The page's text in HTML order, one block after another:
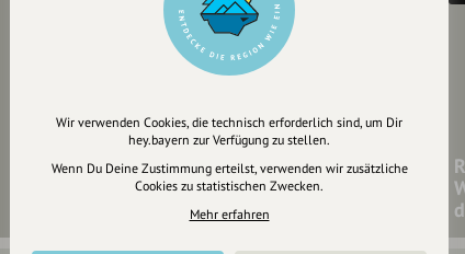
Rundweg Tagpfauenauge durch das
Waldspielgelände
Wir verwenden Cookies, die technisch erforderlich sind, um Dir
hey.bayern zur Verfügung zu stellen.
Wenn Du Deine Zustimmung erteilst, verwenden wir zusätzliche
Cookies zu statistischen Zwecken.
Mehr erfahren